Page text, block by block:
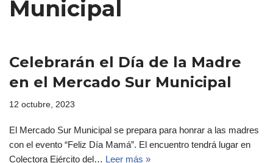
Municipal
Celebrarán el Día de la Madre
en el Mercado Sur Municipal
12 octubre, 2023
El Mercado Sur Municipal se prepara para honrar a las madres
con el evento “Feliz Día Mamá”. El encuentro tendrá lugar en
Colectora Ejército del… Leer más »